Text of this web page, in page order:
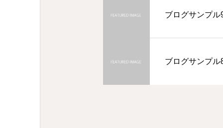
ブログサンプル
ブログサンプル